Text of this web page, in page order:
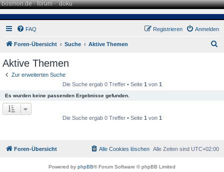
bosmon.de·forum·doku
FAQ Anmelden
Registrieren
Foren-Übersicht Suche Aktive Themen
Aktive Themen
Zur erweiterten Suche
Die Suche ergab 0 Treffer • Seite 1 von 1
Es wurden keine passenden Ergebnisse gefunden.
Die Suche ergab 0 Treffer • Seite 1 von 1
Foren-Übersicht Alle Zeiten sind UTC+02:00
Alle Cookies löschen
Powered by phpBB® Forum Software © phpBB Limited